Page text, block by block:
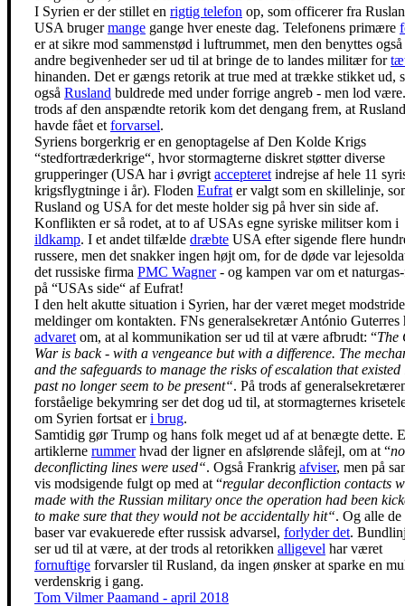
I Syrien er der stillet en rigtig telefon op, som officerer fra
USA brugermange gange hver eneste dag. Telefonens primære
er at sikre mod sammenstød i luftrummet, men den benyttes også
andre begivenheder ser ud til at bringe de to landes militær for
hinanden. Det er gængs retorik at true med at trække stikket ud,
også Rusland buldrede med under forrige angreb - men lod
trods af den anspændte retorik kom det dengang frem, at Rusland
havde fået et forvarsel.
Syriens borgerkrig er en genoptagelse af Den Kolde Krigs
“stedfortræderkrige“, hvor stormagterne diskret støtter diverse
grupperinger (USA har i øvrigt accepteret indrejse af hele 11
krigsflygtninge i år). Floden Eufrat er valgt som en skillelinje,
Rusland og USA for det meste holder sig på hver sin side af.
Konflikten er så rodet, at to af USAs egne syriske militser kom i
ildkamp. I et andet tilfælde dræbte USA efter sigende flere
russere, men det snakker ingen højt om, for de døde var
det russiske firma PMC Wagner- og kampen var om et
på “USAs side“ af Eufrat!
I den helt akutte situation i Syrien, har der været meget
meldinger om kontakten. FNs generalsekretær António Guterres
advaret om, at al kommunikation ser ud til at være afbrudt: “The
War is back - with a vengeance but with a difference. The
and the safeguards to manage the risks of escalation that existed
past no longer seem to be present“. På trods af
forståelige bekymring ser det dog ud til, at stormagternes
om Syrien fortsat eri brug.
Samtidig gør Trump og hans folk meget ud af at benægte dette.
artiklerne rummerhvad der ligner en afslørende slåfejl, om at “
deconflicting lines were used“. Også Frankrig afviser, men på
vis modsigende fulgt op med at “regular deconfliction contacts
made with the Russian military once the operation had been
to make sure that they would not be accidentally hit“. Og alle de
baser var evakuerede efter russisk advarsel, forlyder det.
ser ud til at være, at der trods al retorikken alligevel har været
fornuftige forvarsler til Rusland, da ingen ønsker at sparke en
verdenskrig i gang.
Tom Vilmer Paamand - april 2018